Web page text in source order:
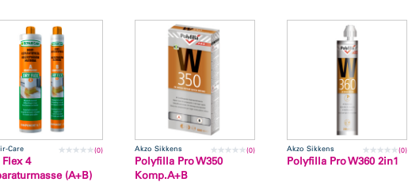
Care (0)
Flex 4
(A+B)
Akzo Sikkens (0)
Polyfilla Pro W350
Komp.A+B
Akzo Sikkens (0)
Polyfilla Pro W360 2in1